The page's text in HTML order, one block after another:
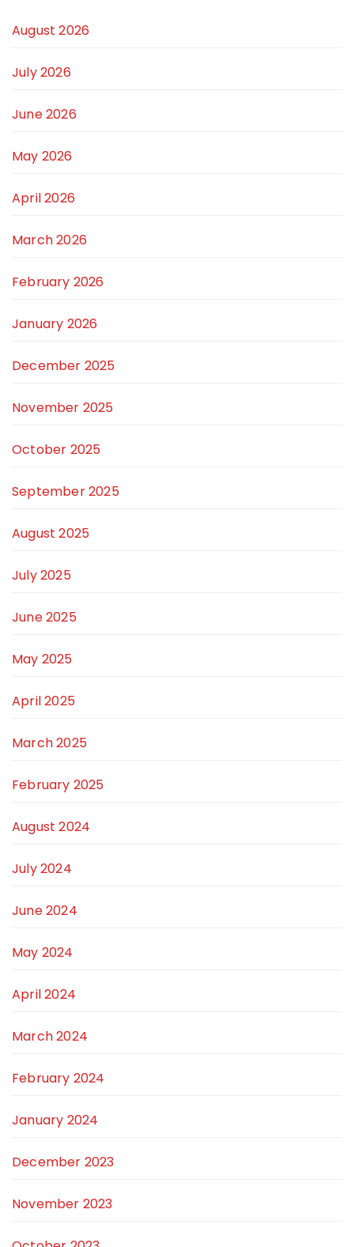
August 2026
July 2026
June 2026
May 2026
April 2026
March 2026
February 2026
January 2026
December 2025
November 2025
October 2025
September 2025
August 2025
July 2025
June 2025
May 2025
April 2025
March 2025
February 2025
August 2024
July 2024
June 2024
May 2024
April 2024
March 2024
February 2024
January 2024
December 2023
November 2023